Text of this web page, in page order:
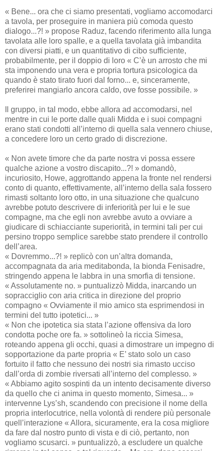
« Bene... ora che ci siamo presentati, vogliamo accomodarci
a tavola, per proseguire in maniera più comoda questo
dialogo...?! » propose Raduz, facendo riferimento alla lunga
tavolata alle loro spalle, e a quella tavolata già imbandita
con diversi piatti, e un quantitativo di cibo sufficiente,
probabilmente, per il doppio di loro « C’è un arrosto che mi
sta imponendo una vera e propria tortura psicologica da
quando è stato tirato fuori dal forno... e, sinceramente,
preferirei mangiarlo ancora caldo, ove fosse possibile. »
Il gruppo, in tal modo, ebbe allora ad accomodarsi, nel
mentre in cui le porte dalle quali Midda e i suoi compagni
erano stati condotti all’interno di quella sala vennero chiuse,
a concedere loro un certo grado di discrezione.
« Non avete timore che da parte nostra vi possa essere
qualche azione a vostro discapito...?! » domandò,
incuriosito, Howe, aggrottando appena la fronte nel rendersi
conto di quanto, effettivamente, all’interno della sala fossero
rimasti soltanto loro otto, in una situazione che qualcuno
avrebbe potuto descrivere di inferiorità per lui e le sue
compagne, ma che egli non avrebbe avuto a ovviare a
giudicare di schiacciante superiorità, in termini tali per cui
persino troppo semplice sarebbe stato prendere il controllo
dell’area.
« Dovremmo...?! » replicò con un’altra domanda,
accompagnata da aria meditabonda, la bionda Fenisadre,
stringendo appena le labbra in una smorfia di tensione.
« Assolutamente no. » puntualizzò Midda, inarcando un
sopracciglio con aria critica in direzione del proprio
compagno « Ovviamente il mio amico sta esprimendosi in
termini del tutto ipotetici... »
« Non che ipotetica sia stata l’azione offensiva da loro
condotta poche ore fa. » sottolineò la riccia Simesa,
roteando appena gli occhi, quasi a dimostrare un impegno di
sopportazione da parte propria « E’ stato solo un caso
fortuito il fatto che nessuno dei nostri sia rimasto ucciso
dall’orda di zombie riversati all’interno del complesso. »
« Abbiamo agito sospinti da un intento decisamente diverso
da quello che ci anima in questo momento, Simesa... »
intervenne Lys’sh, scandendo con precisione il nome della
propria interlocutrice, nella volontà di rendere più personale
quell’interazione « Allora, sicuramente, era la cosa migliore
da fare dal nostro punto di vista e di ciò, pertanto, non
vogliamo scusarci. » puntualizzò, a escludere un qualche